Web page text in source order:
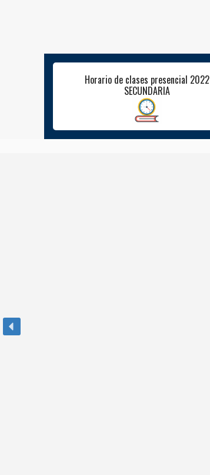
Horario de clases presencial 2022
SECUNDARIA